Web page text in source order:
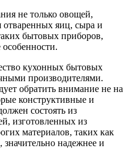
не только овощей,
отваренных яиц, сыра и
бытовых приборов,
кухонных бытовых
производителями.
обратить внимание не на
конструктивные и
состоять из
изготовленных из
материалов, таких как
надежнее и